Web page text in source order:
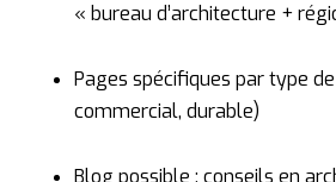
« bureau d’architecture +
Pages spécifiques partype de
commercial, durable)
Blog possible : conseils en